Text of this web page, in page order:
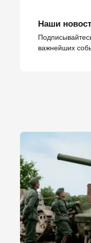
Наши
важнейших